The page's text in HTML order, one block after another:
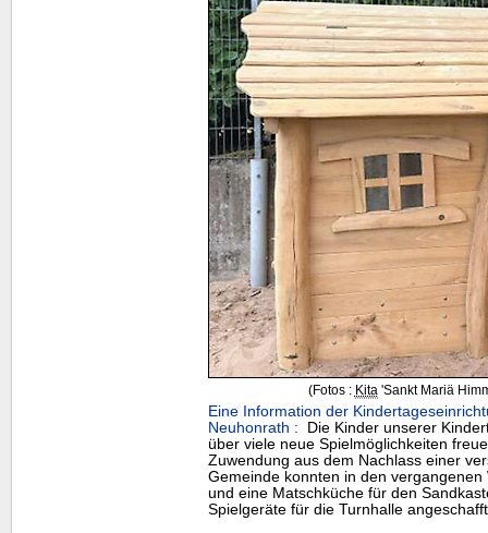
(Fotos : Kita 'Sankt Mariä
Eine Information der
Neuhonrath : Die Kinder unserer
über viele neue Spielmöglichkeiten
Zuwendung aus dem Nachlass einer
Gemeinde konnten in den
und eine Matschküche für den
Spielgeräte für die Turnhalle